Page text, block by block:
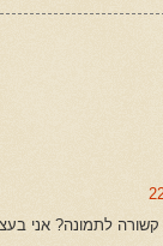
לתמונה? אני